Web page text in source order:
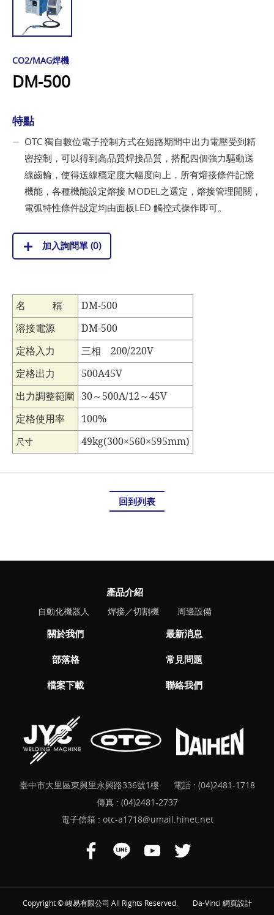
CO2/MAG焊機
DM-500
特點
OTC 獨自數位電子控制方式在短路期間中出力電壓受到精
密控制，可以得到高品質焊接品質，搭配四個強力驅動送
線齒輪，使得送線穩定度大幅度向上，所有熔接條件記憶
機能，各種機能設定熔接 MODEL之選定，熔接管理開關，
電弧特性條件設定均由面板LED 觸控式操作即可。
加入詢問單 (0)
名 稱
DM-500
溶接電源
DM-500
定格入力
三相 200/220V
定格出力
500A45V
出力調整範圍 30～500A/12～45V
定格使用率
100%
尺寸 49kg(300×560×595mm)
回到列表
產品介紹
自動化機器人 焊接／切割機 周邊設備
關於我們 最新消息
部落格 常見問題
檔案下載 聯絡我們
臺中市大里區東興里永興路336號1樓 電話 : (04)2481-1718
傳真 : (04)2481-2737
電子信箱 : otc-a1718@umail.hinet.net
Copyright © 峻易有限公司 All Rights Reserved. Da-Vinci 網頁設計